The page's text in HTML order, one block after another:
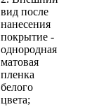
вид после
нанесения
покрытие -
однородная
матовая
пленка
белого
цвета;